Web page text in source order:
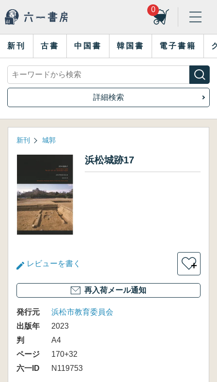
0
新刊 古書 中国書 韓国書 電子書籍
詳細検索
新刊 城郭
浜松城跡17
レビューを書く ＋
再入荷メール通知
発行元
浜松市教育委員会
出版年
2023
判
A4
ページ
170+32
六一ID
N119753